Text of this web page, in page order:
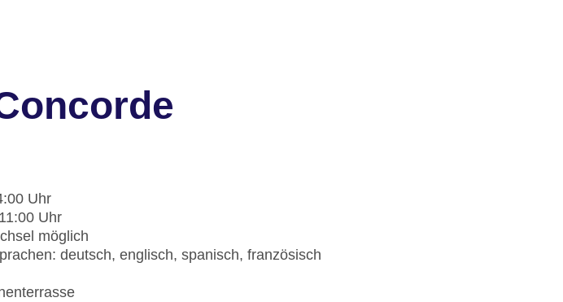
Uhr
Uhr
möglich
deutsch, englisch, spanisch, französisch